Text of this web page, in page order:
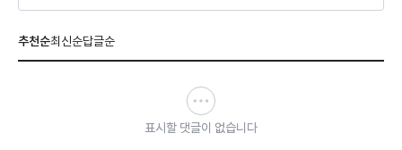
추천순최신순답글순
표시할 댓글이 없습니다